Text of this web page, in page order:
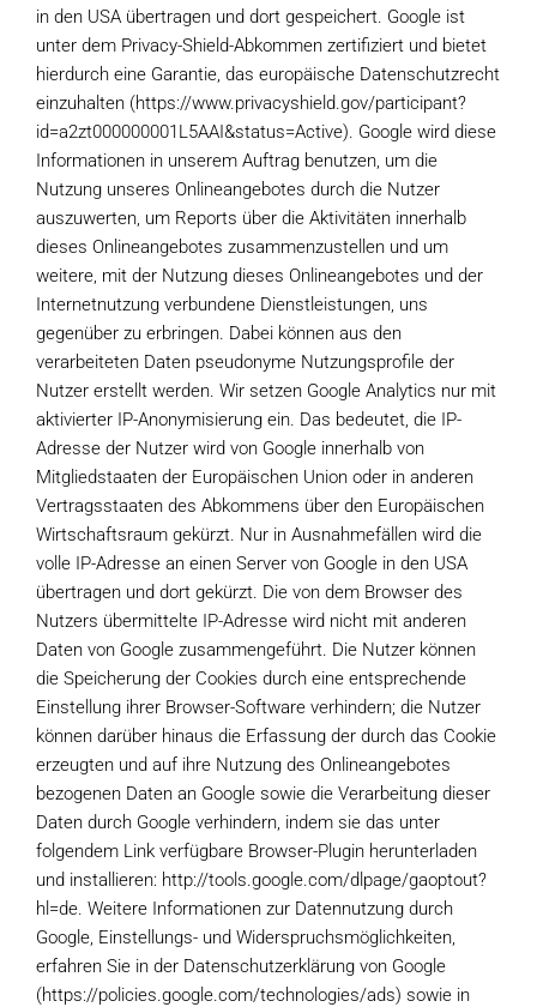
in den USA übertragen und dort gespeichert. Google ist
unter dem Privacy-Shield-Abkommen zertifiziert und bietet
hierdurch eine Garantie, das europäische Datenschutzrecht
einzuhalten (https://www.privacyshield.gov/participant?
id=a2zt000000001L5AAI&status=Active). Google wird diese
Informationen in unserem Auftrag benutzen, um die
Nutzung unseres Onlineangebotes durch die Nutzer
auszuwerten, um Reports über die Aktivitäten innerhalb
dieses Onlineangebotes zusammenzustellen und um
weitere, mit der Nutzung dieses Onlineangebotes und der
Internetnutzung verbundene Dienstleistungen, uns
gegenüber zu erbringen. Dabei können aus den
verarbeiteten Daten pseudonyme Nutzungsprofile der
Nutzer erstellt werden. Wir setzen Google Analytics nur mit
aktivierter IP-Anonymisierung ein. Das bedeutet, die IP-
Adresse der Nutzer wird von Google innerhalb von
Mitgliedstaaten der Europäischen Union oder in anderen
Vertragsstaaten des Abkommens über den Europäischen
Wirtschaftsraum gekürzt. Nur in Ausnahmefällen wird die
volle IP-Adresse an einen Server von Google in den USA
übertragen und dort gekürzt. Die von dem Browser des
Nutzers übermittelte IP-Adresse wird nicht mit anderen
Daten von Google zusammengeführt. Die Nutzer können
die Speicherung der Cookies durch eine entsprechende
Einstellung ihrer Browser-Software verhindern; die Nutzer
können darüber hinaus die Erfassung der durch das Cookie
erzeugten und auf ihre Nutzung des Onlineangebotes
bezogenen Daten an Google sowie die Verarbeitung dieser
Daten durch Google verhindern, indem sie das unter
folgendem Link verfügbare Browser-Plugin herunterladen
und installieren: http://tools.google.com/dlpage/gaoptout?
hl=de. Weitere Informationen zur Datennutzung durch
Google, Einstellungs- und Widerspruchsmöglichkeiten,
erfahren Sie in der Datenschutzerklärung von Google
(https://policies.google.com/technologies/ads) sowie in